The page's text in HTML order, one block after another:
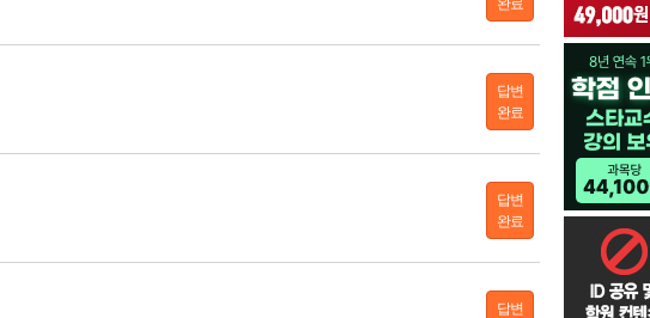
완료
답변
완료
답변
완료
답변